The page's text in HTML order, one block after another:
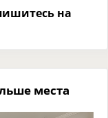
на
места